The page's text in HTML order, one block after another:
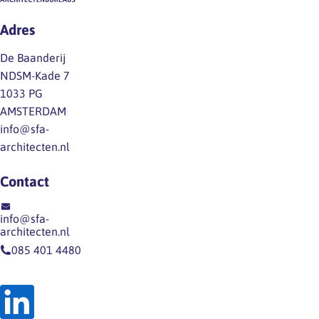
Adres
De Baanderij
NDSM-Kade 7
1033 PG
AMSTERDAM
info@sfa-
architecten.nl
Contact
info@sfa-
architecten.nl
085 401 4480